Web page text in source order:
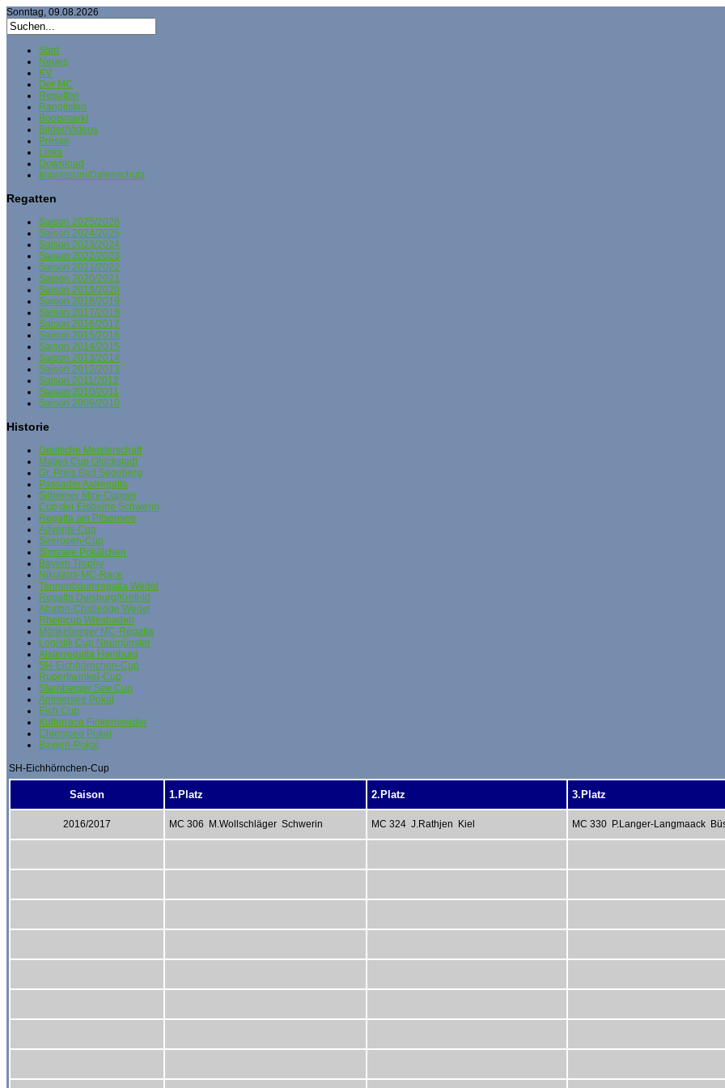
Sonntag, 09.08.2026
Start
Neues
KV
Der MC
Regatten
Ranglisten
Bootsmarkt
Bilder/Videos
Presse
Links
Download
Impressum/Datenschutz
Regatten
Saison 2025/2026
Saison 2024/2025
Saison 2023/2024
Saison 2022/2023
Saison 2021/2022
Saison 2020/2021
Saison 2019/2020
Saison 2018/2019
Saison 2017/2018
Saison 2016/2017
Saison 2015/2016
Saison 2014/2015
Saison 2013/2014
Saison 2012/2013
Saison 2011/2012
Saison 2010/2011
Saison 2009/2010
Historie
Deutsche Meisterschaft
Matjes Cup Glückstadt
Gr. Preis Bad Segeberg
Passader Aalregatta
Silberner Mini-Cupper
Cup der Eisbeine Schwerin
Regatta am Pilsensee
Advents-Cup
Seerosen-Cup
Simssee Pokälchen
Bayern Trophy
Nikolaus-MC-Race
Tannenbaumregatta Wedel
Regatta Duisburg/Krefeld
Abaton-Challenge Wedel
Rheincup Wiesbaden
Mönkeberger MC-Regatta
Logistik Cup Neumünster
Alsterregatta Hamburg
SH-Eichhörnchen-Cup
Rupertiwinkel-Cup
Starnberger See Cup
Ammersee Pokal
Eich Cup
Kutterrace Finkenwerder
Chiemsee Pokal
Bayern-Pokal
SH-Eichhörnchen-Cup
Saison 1.Platz 2.Platz 3.Platz
2016/2017 MC 306 M.Wollschläger Schwerin MC 324 J.Rathjen Kiel MC 330 P.Langer-Langmaack